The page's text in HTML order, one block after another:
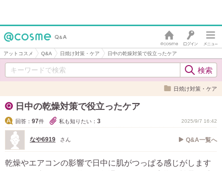
アットコスメ Q&A 日焼け対策・ケア 日中の乾燥対策で役立ったケア
日焼け対策・ケア
日中の乾燥対策で役立ったケア
回答： 97件 私も知りたい： 3 2025/9/7 16:42
なや6919 さん Q&A一覧へ
乾燥やエアコンの影響で日中に肌がつっぱる感じがします